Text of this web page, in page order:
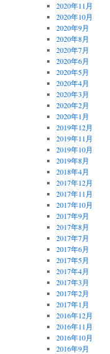
2020年11月
2020年10月
2020年9月
2020年8月
2020年7月
2020年6月
2020年5月
2020年4月
2020年3月
2020年2月
2020年1月
2019年12月
2019年11月
2019年10月
2019年8月
2018年4月
2017年12月
2017年11月
2017年10月
2017年9月
2017年8月
2017年7月
2017年6月
2017年5月
2017年4月
2017年3月
2017年2月
2017年1月
2016年12月
2016年11月
2016年10月
2016年9月